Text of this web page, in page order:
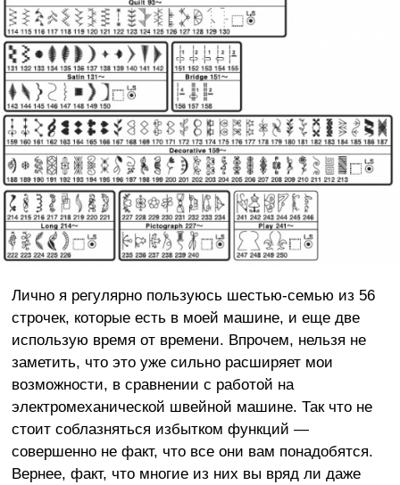
Лично я регулярно пользуюсь шестью-семью из 56
строчек, которые есть в моей машине, и еще две
использую время от времени. Впрочем, нельзя не
заметить, что это уже сильно расширяет мои
возможности, в сравнении с работой на
электромеханической швейной машине. Так что не
стоит соблазняться избытком функций —
совершенно не факт, что все они вам понадобятся.
Вернее, факт, что многие из них вы вряд ли даже